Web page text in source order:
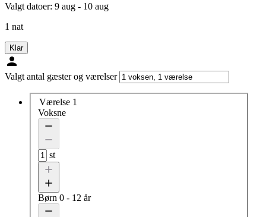
Valgt datoer: 9 aug - 10 aug
1 nat
Klar
Valgt antal gæster og værelser
Værelse 1
Voksne
st
Børn 0 - 12 år